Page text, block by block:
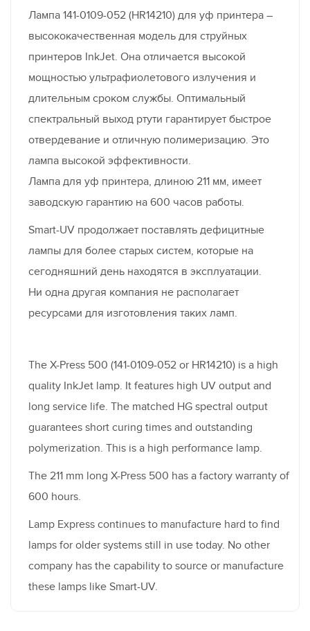
Лампа 141-0109-052 (HR14210) для уф принтера –
высококачественная модель для струйных
принтеров InkJet. Она отличается высокой
мощностью ультрафиолетового излучения и
длительным сроком службы. Оптимальный
спектральный выход ртути гарантирует быстрое
отвердевание и отличную полимеризацию. Это
лампа высокой эффективности.
Лампа для уф принтера, длиною 211 мм, имеет
заводскую гарантию на 600 часов работы.
Smart-UV продолжает поставлять дефицитные
лампы для более старых систем, которые на
сегодняшний день находятся в эксплуатации.
Ни одна другая компания не располагает
ресурсами для изготовления таких ламп.
The X-Press 500 (141-0109-052 or HR14210) is a high
quality InkJet lamp. It features high UV output and
long service life. The matched HG spectral output
guarantees short curing times and outstanding
polymerization. This is a high performance lamp.
The 211 mm long X-Press 500 has a factory warranty of
600 hours.
Lamp Express continues to manufacture hard to find
lamps for older systems still in use today. No other
company has the capability to source or manufacture
these lamps like Smart-UV.